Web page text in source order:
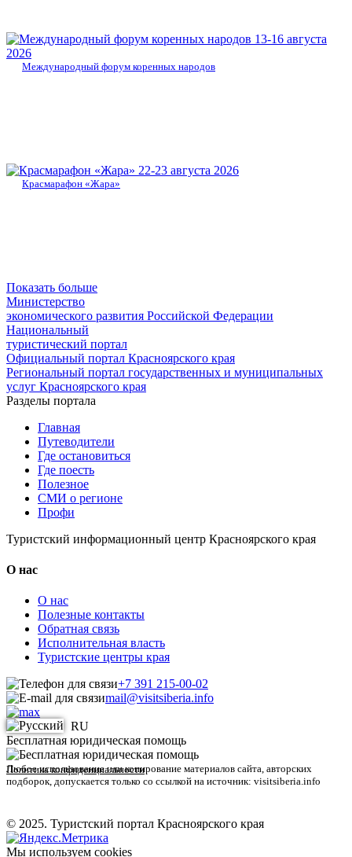
13-16 августа
2026
Международный форум коренных народов
22-23 августа 2026
Красмарафон «Жара»
Показать больше
Министерство
экономического развития Российской Федерации
Национальный
туристический портал
Официальный портал Красноярского края
Региональный портал государственных и муниципальных
услуг Красноярского края
Разделы портала
Главная
Путеводители
Где остановиться
Где поесть
Полезное
СМИ о регионе
Профи
Туристский информационный центр Красноярского края
О нас
О нас
Полезные контакты
Обратная связь
Исполнительная власть
Туристские центры края
+7 391 215-00-02
mail@visitsiberia.info
RU
Бесплатная юридическая помощь
Политика конфиденциальности
Любое использование или копирование материалов сайта, авторских
подборок, допускается только со ссылкой на источник: visitsiberia.info
© 2025. Туристский портал Красноярского края
Мы используем cookies